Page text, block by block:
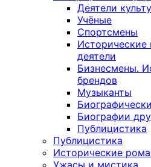
Деятели
Учёные
Спортсмены
деятели
Бизнесмены.
брендов
Музыканты
Биографии
Публицистика
Публицистика
Исторические
Ужасы и мистика